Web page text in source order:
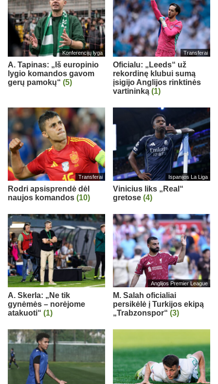
Konferencijų lyga
A. Tapinas: „Iš europinio
lygio komandos gavom
gerų pamokų“ (5)
Transferai
Oficialu: „Leeds“ už
rekordinę klubui sumą
įsigijo Anglijos rinktinės
vartininką (1)
Transferai
Rodri apsisprendė dėl
naujos komandos (10)
Ispanijos La Liga
Vinicius liks „Real“
gretose (4)
A. Skerla: „Ne tik
gynėmės – norėjome
atakuoti“ (1)
Anglijos Premier League
M. Salah oficialiai
persikėlė į Turkijos ekipą
„Trabzonspor“ (3)